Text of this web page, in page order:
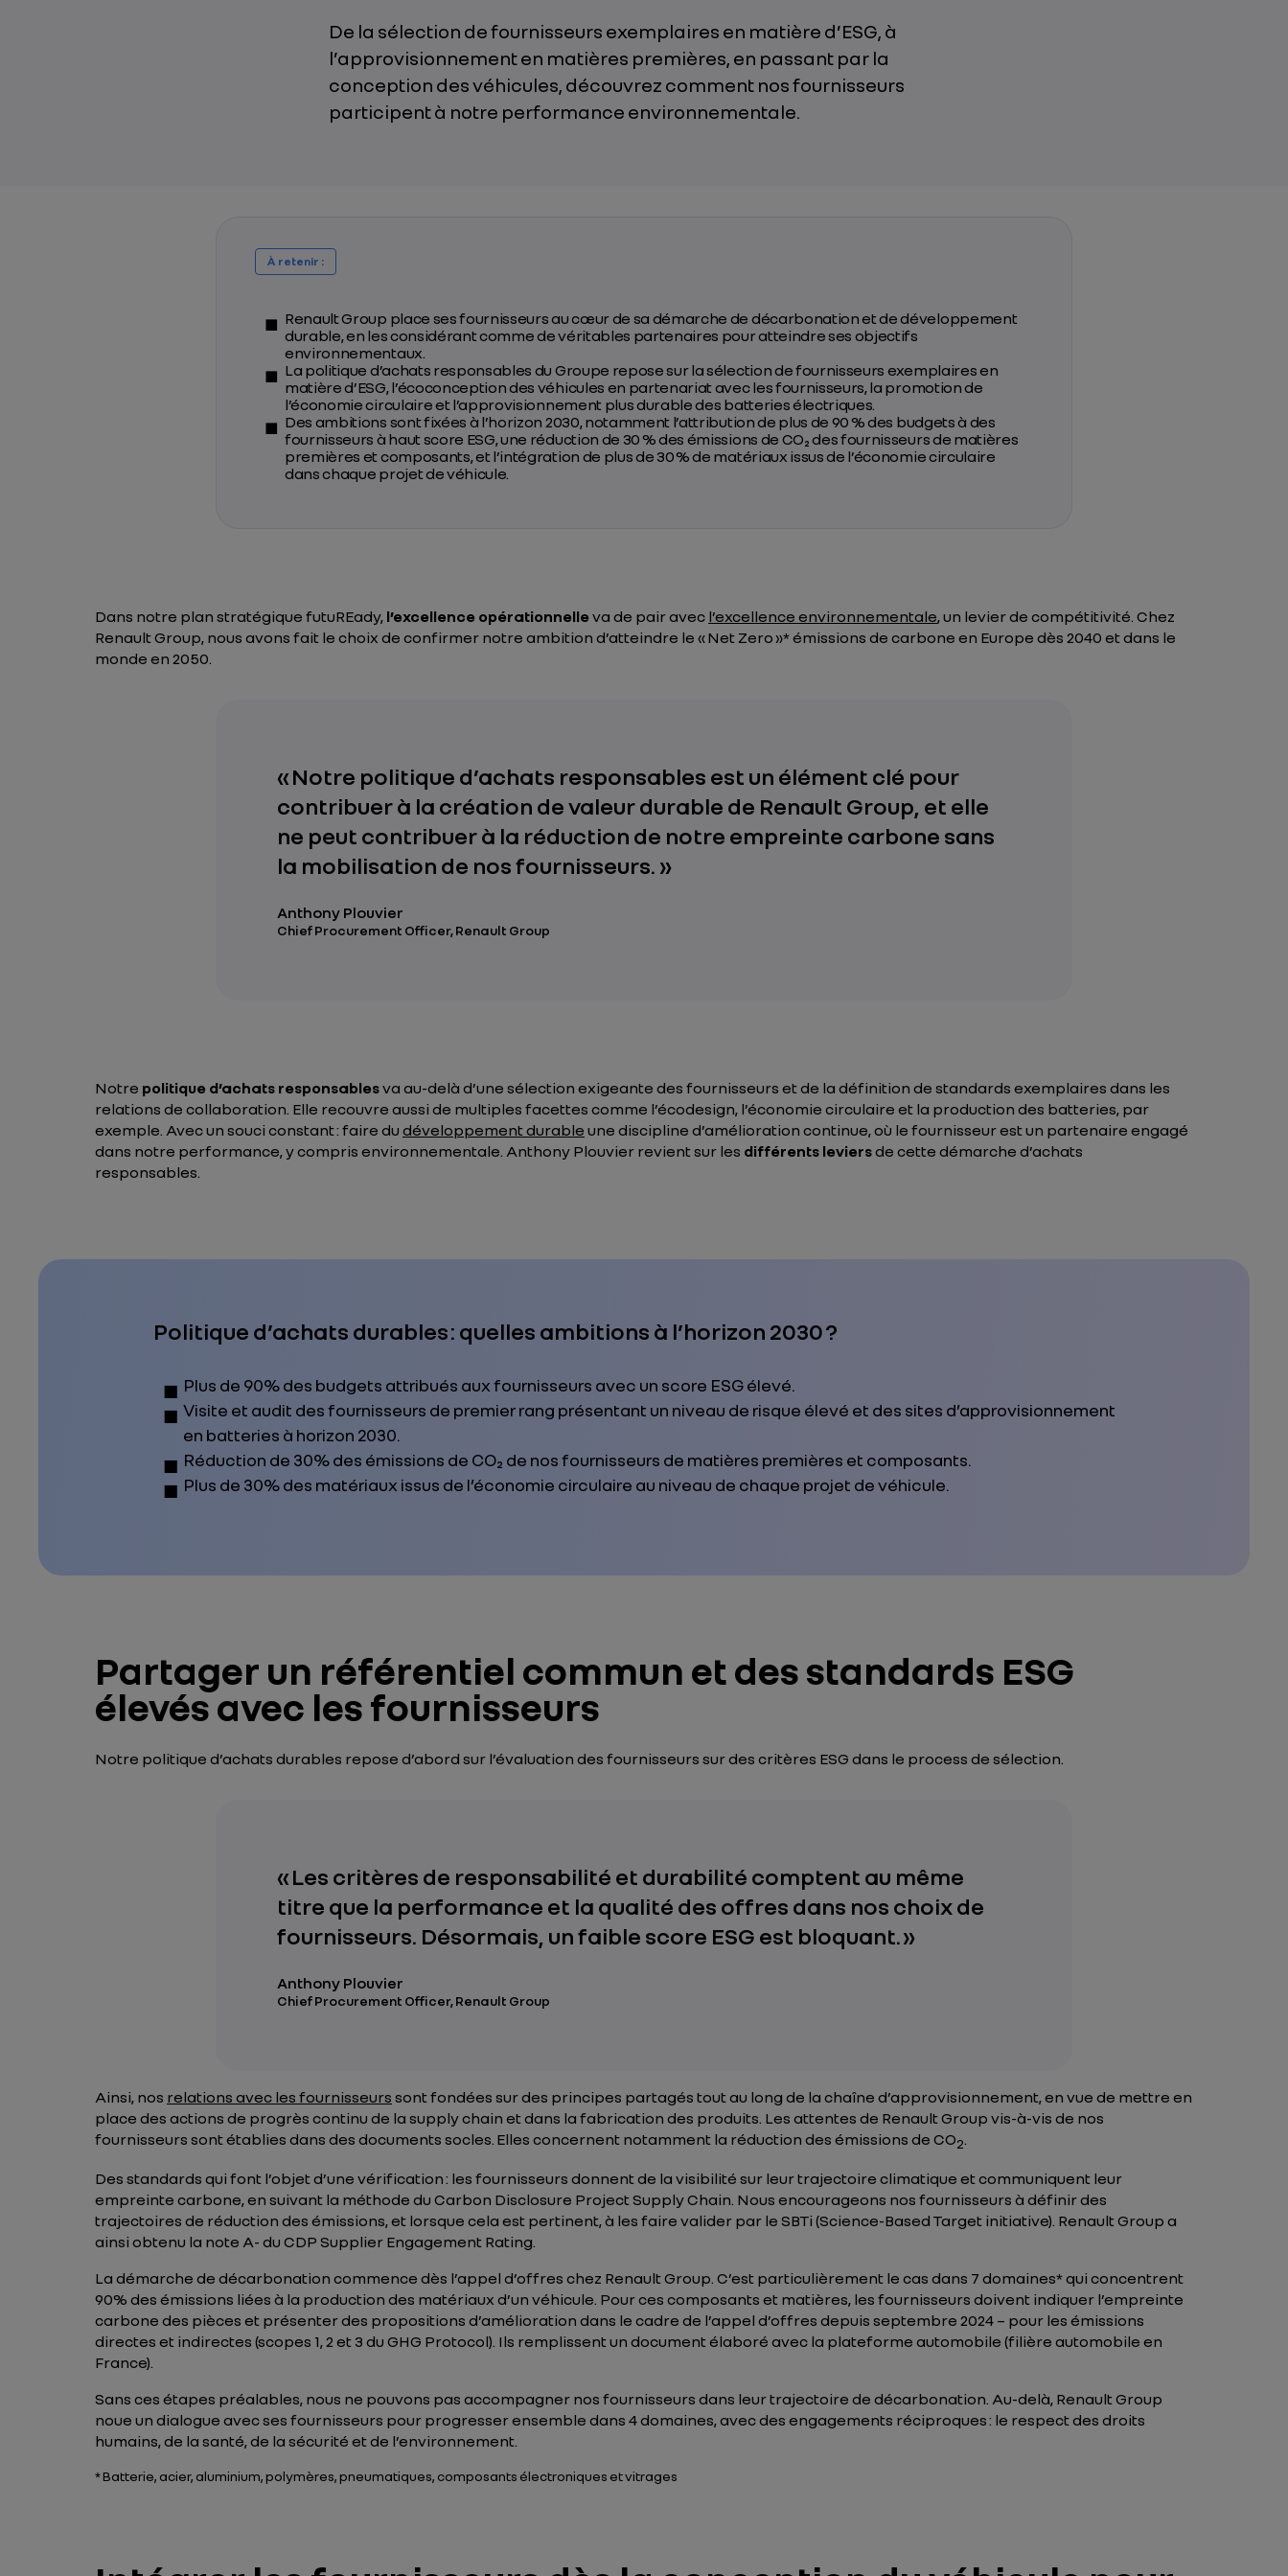
De la sélection de fournisseurs exemplaires en matière d’ESG, à
l’approvisionnement en matières premières, en passant par la
conception des véhicules, découvrez comment nos fournisseurs
participent à notre performance environnementale.
À retenir :
Renault Group place ses fournisseurs au cœur de sa démarche de décarbonation et de développement
durable, en les considérant comme de véritables partenaires pour atteindre ses objectifs
environnementaux.
La politique d’achats responsables du Groupe repose sur la sélection de fournisseurs exemplaires en
matière d’ESG, l’écoconception des véhicules en partenariat avec les fournisseurs, la promotion de
l’économie circulaire et l’approvisionnement plus durable des batteries électriques.
Des ambitions sont fixées à l’horizon 2030, notamment l’attribution de plus de 90 % des budgets à des
fournisseurs à haut score ESG, une réduction de 30 % des émissions de CO₂ des fournisseurs de matières
premières et composants, et l’intégration de plus de 30 % de matériaux issus de l’économie circulaire
dans chaque projet de véhicule.
Dans notre plan stratégique futuREady, l’excellence opérationnelle va de pair avec l’excellence environnementale, un levier de compétitivité. Chez
Renault Group, nous avons fait le choix de confirmer notre ambition d’atteindre le « Net Zero »* émissions de carbone en Europe dès 2040 et dans le
monde en 2050.
« Notre politique d’achats responsables est un élément clé pour
contribuer à la création de valeur durable de Renault Group, et elle
ne peut contribuer à la réduction de notre empreinte carbone sans
la mobilisation de nos fournisseurs. »
Anthony Plouvier
Chief Procurement Officer, Renault Group
Notre politique d’achats responsablesva au-delà d’une sélection exigeante des fournisseurs et de la définition de standards exemplaires dans les
relations de collaboration. Elle recouvre aussi de multiples facettes comme l’écodesign, l’économie circulaire et la production des batteries, par
exemple. Avec un souci constant : faire du développement durable une discipline d’amélioration continue, où le fournisseur est un partenaire engagé
dans notre performance, y compris environnementale. Anthony Plouvier revient sur les différents leviersde cette démarche d’achats
responsables.
Politique d’achats durables : quelles ambitions à l’horizon 2030 ?
Plus de 90% des budgets attribués aux fournisseurs avec un score ESG élevé.
Visite et audit des fournisseurs de premier rang présentant un niveau de risque élevé et des sites d’approvisionnement
en batteries à horizon 2030.
Réduction de 30% des émissions de CO₂ de nos fournisseurs de matières premières et composants.
Plus de 30% des matériaux issus de l’économie circulaire au niveau de chaque projet de véhicule.
Partager un référentiel commun et des standards ESG
élevés avec les fournisseurs
Notre politique d’achats durables repose d’abord sur l’évaluation des fournisseurs sur des critères ESG dans le process de sélection.
« Les critères de responsabilité et durabilité comptent au même
titre que la performance et la qualité des offres dans nos choix de
fournisseurs. Désormais, un faible score ESG est bloquant. »
Anthony Plouvier
Chief Procurement Officer, Renault Group
Ainsi, nos relations avec les fournisseurs sont fondées sur des principes partagés tout au long de la chaîne d’approvisionnement, en vue de mettre en
place des actions de progrès continu de la supply chain et dans la fabrication des produits. Les attentes de Renault Group vis-à-vis de nos
fournisseurs sont établies dans des documents socles. Elles concernent notamment la réduction des émissions de CO2.
Des standards qui font l’objet d’une vérification : les fournisseurs donnent de la visibilité sur leur trajectoire climatique et communiquent leur
empreinte carbone, en suivant la méthode du Carbon Disclosure Project Supply Chain. Nous encourageons nos fournisseurs à définir des
trajectoires de réduction des émissions, et lorsque cela est pertinent, à les faire valider par le SBTi (Science-Based Target initiative). Renault Group a
ainsi obtenu la note A- du CDP Supplier Engagement Rating.
La démarche de décarbonation commence dès l’appel d’offres chez Renault Group. C’est particulièrement le cas dans 7 domaines* qui concentrent
90% des émissions liées à la production des matériaux d’un véhicule. Pour ces composants et matières, les fournisseurs doivent indiquer l’empreinte
carbone des pièces et présenter des propositions d’amélioration dans le cadre de l’appel d’offres depuis septembre 2024 – pour les émissions
directes et indirectes (scopes 1, 2 et 3 du GHG Protocol). Ils remplissent un document élaboré avec la plateforme automobile (filière automobile en
France).
Sans ces étapes préalables, nous ne pouvons pas accompagner nos fournisseurs dans leur trajectoire de décarbonation. Au-delà, Renault Group
noue un dialogue avec ses fournisseurs pour progresser ensemble dans 4 domaines, avec des engagements réciproques : le respect des droits
humains, de la santé, de la sécurité et de l’environnement.
* Batterie, acier, aluminium, polymères, pneumatiques, composants électroniques et vitrages